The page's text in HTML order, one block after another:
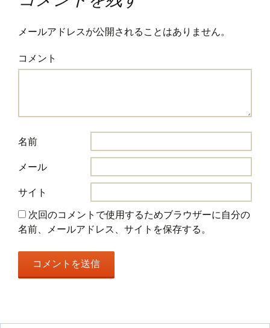
メールアドレスが公開されることはありません。
コメント
名前
メール
サイト
次回のコメントで使用するためブラウザーに自分の
名前、メールアドレス、サイトを保存する。